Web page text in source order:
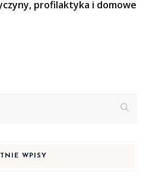
profilaktyka i domowe
WPISY